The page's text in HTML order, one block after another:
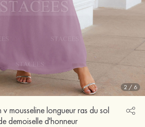
2 / 6
mousseline longueur ras du sol
demoiselle d'honneur